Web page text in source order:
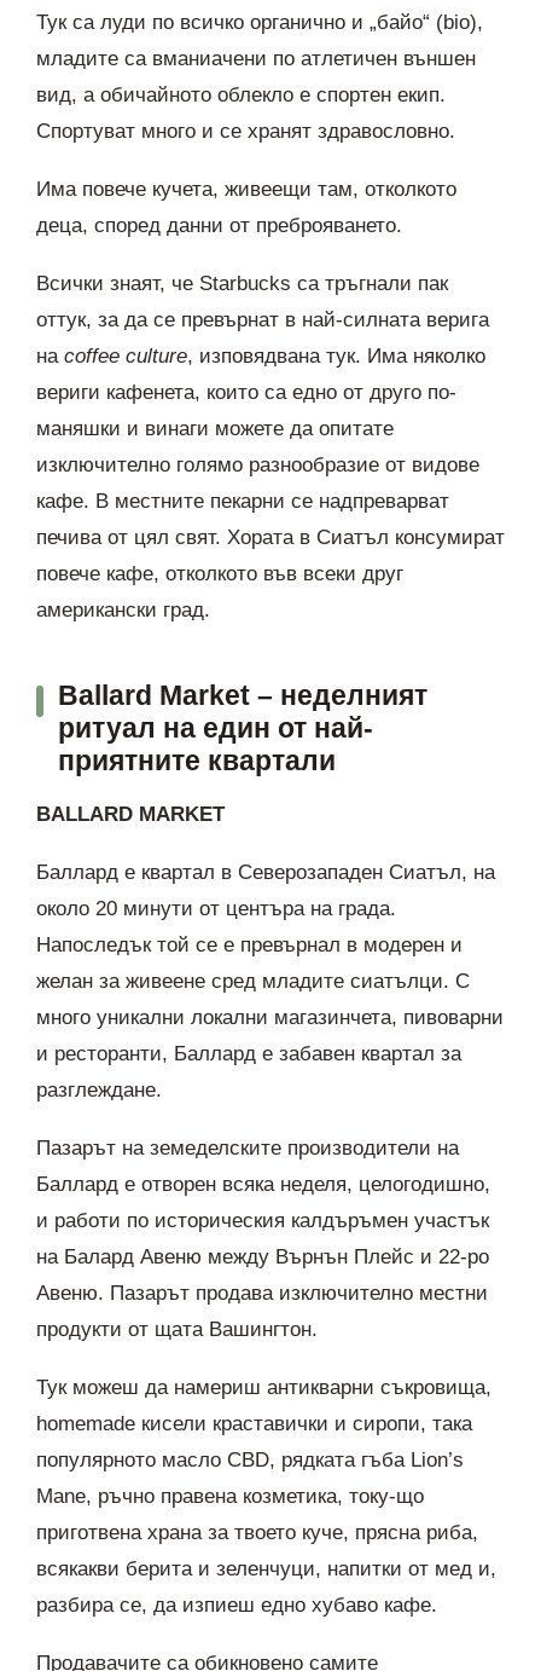
Тук са луди по всичко органично и „байо“ (bio),
младите са вманиачени по атлетичен външен
вид, а обичайното облекло е спортен екип.
Спортуват много и се хранят здравословно.
Има повече кучета, живеещи там, отколкото
деца, според данни от преброяването.
Всички знаят, че Starbucks са тръгнали пак
оттук, за да се превърнат в най-силната верига
на coffee culture, изповядвана тук. Има няколко
вериги кафенета, които са едно от друго по-
маняшки и винаги можете да опитате
изключително голямо разнообразие от видове
кафе. В местните пекарни се надпреварват
печива от цял свят. Хората в Сиатъл консумират
повече кафе, отколкото във всеки друг
американски град.
Ballard Market – неделният
ритуал на един от най-
приятните квартали
BALLARD MARKET
Баллард е квартал в Северозападен Сиатъл, на
около 20 минути от центъра на града.
Напоследък той се е превърнал в модерен и
желан за живеене сред младите сиатълци. С
много уникални локални магазинчета, пивоварни
и ресторанти, Баллард е забавен квартал за
разглеждане.
Пазарът на земеделските производители на
Баллард е отворен всяка неделя, целогодишно,
и работи по историческия калдъръмен участък
на Балард Авеню между Върнън Плейс и 22-ро
Авеню. Пазарът продава изключително местни
продукти от щата Вашингтон.
Тук можеш да намериш антикварни съкровища,
homemade кисели краставички и сиропи, така
популярното масло CBD, рядката гъба Lion’s
Mane, ръчно правена козметика, току-що
приготвена храна за твоето куче, прясна риба,
всякакви берита и зеленчуци, напитки от мед и,
разбира се, да изпиеш едно хубаво кафе.
Продавачите са обикновено самите